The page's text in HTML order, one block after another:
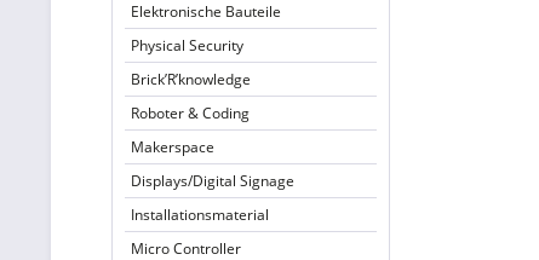
Elektronische Bauteile
Physical Security
Brick’R’knowledge
Roboter & Coding
Makerspace
Displays/Digital Signage
Installationsmaterial
Micro Controller